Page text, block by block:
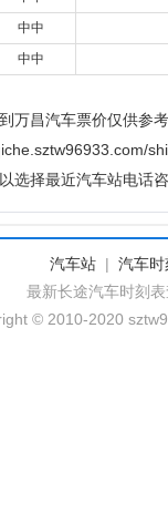
中中
中中
万昌汽车票价仅供参
选择最近汽车站电话
汽车站 | 汽车时
最新长途汽车时刻
© 2010-2020